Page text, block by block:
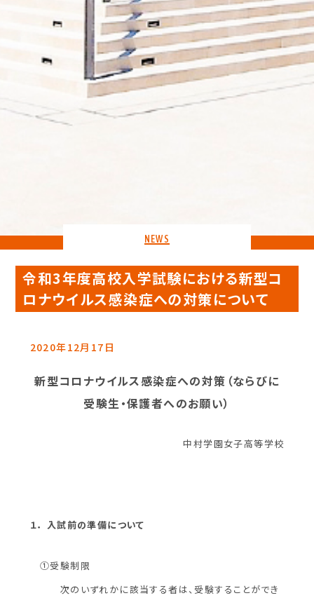
NEWS
令和3年度高校入学試験における新型コ
ロナウイルス感染症への対策について
2020年12月17日
新型コロナウイルス感染症への対策（ならびに
受験生・保護者へのお願い）
中村学園女子高等学校
１． 入試前の準備について
①受験制限
次のいずれかに該当する者は、受験することができ